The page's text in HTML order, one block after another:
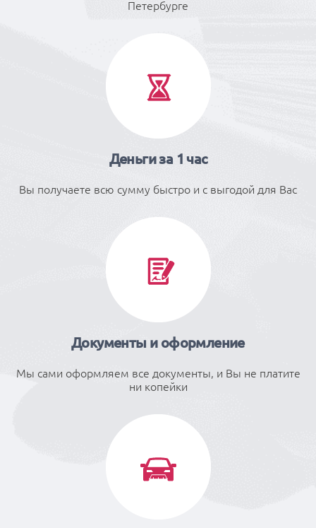
Петербурге
Деньги за 1 час
Вы получаете всю сумму быстро и с выгодой для Вас
Документы и оформление
Мы сами оформляем все документы, и Вы не платите
ни копейки